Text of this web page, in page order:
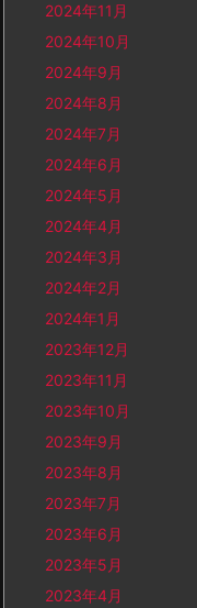
2024年11月
2024年10月
2024年9月
2024年8月
2024年7月
2024年6月
2024年5月
2024年4月
2024年3月
2024年2月
2024年1月
2023年12月
2023年11月
2023年10月
2023年9月
2023年8月
2023年7月
2023年6月
2023年5月
2023年4月